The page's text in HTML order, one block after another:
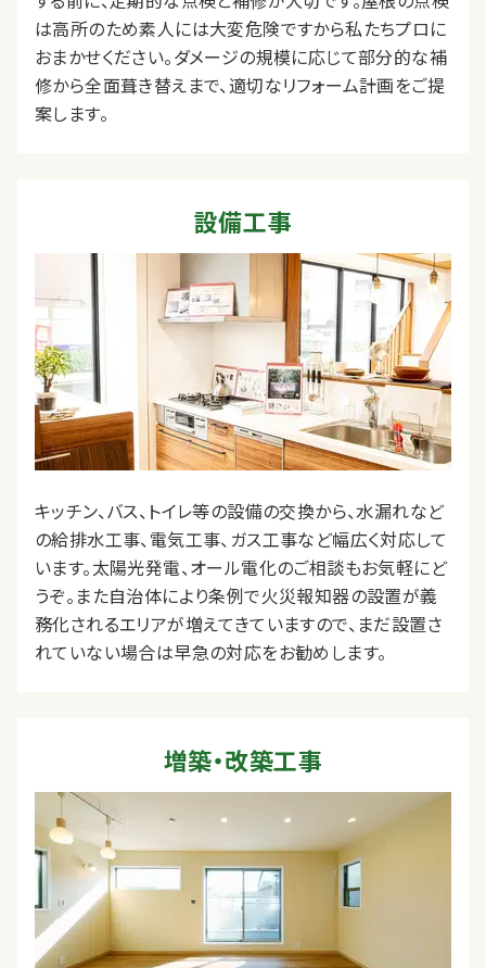
は高所のため素人には大変危険ですから私たちプロに
おまかせください。ダメージの規模に応じて部分的な補
修から全面葺き替えまで、適切なリフォーム計画をご提
案します。
設備工事
キッチン、バス、トイレ等の設備の交換から、水漏れなど
の給排水工事、電気工事、ガス工事など幅広く対応して
います。太陽光発電、オール電化のご相談もお気軽にど
うぞ。また自治体により条例で火災報知器の設置が義
務化されるエリアが増えてきていますので、まだ設置さ
れていない場合は早急の対応をお勧めします。
増築・改築工事